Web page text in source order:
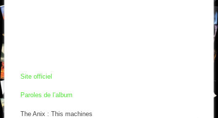
Site officiel
Paroles de l’album
The Anix : This machines